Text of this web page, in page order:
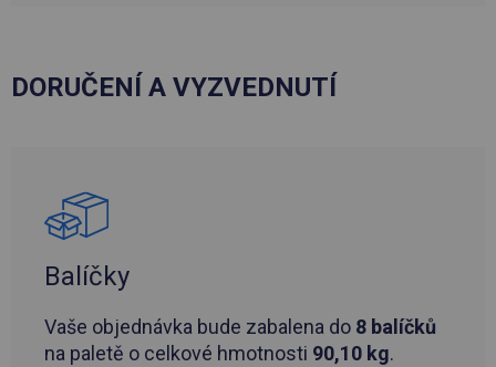
DORUČENÍ A VYZVEDNUTÍ
Balíčky
Vaše objednávka bude zabalena do 8 balíčků
na paletě o celkové hmotnosti 90,10 kg.